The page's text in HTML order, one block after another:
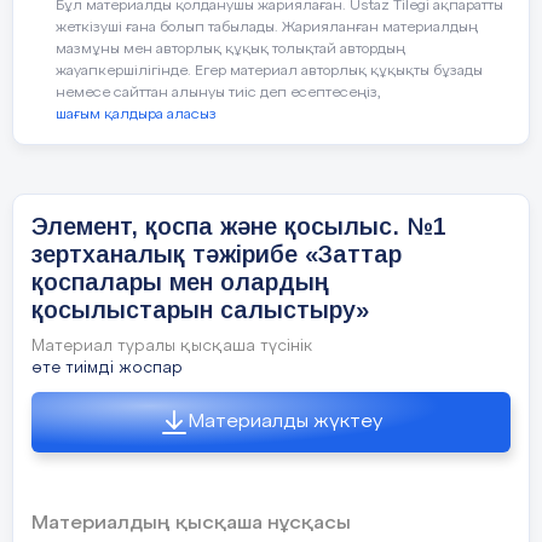
1-топка «Таза заттар»
2-топқа «Біртекті қоспа»
3-топқа «Әртекті қоспа» тақырыптары
бойынша топтық жұмысты
8 мин
Оқушыларға тақырыпты бекіту үшін
нұсқауымен тапсырмалар орындайды
№1 тапсырма.
Таза заттар мен қоспаларды бөліп жаз:
тіс пастасы, лимон шырыны, парафин,
дистилденген су, сынап, болат, қант,
топырақ,күкірт, йод тұндырмасы,
затты
Бағалау критерийі:
тұратынын
Сабақтың
Сабақтың
Педагогтіңәрекеті Оқушының
Бұл материалды қолданушы жариялаған. Ustaz Tilegi ақпаратты
жеткізуші ғана болып табылады. Жарияланған материалдың
мазмұны мен авторлық құқық толықтай автордың
жауапкершілігінде. Егер материал авторлық құқықты бұзады
немесе сайттан алынуы тиіс деп есептесеңіз,
шағым қалдыра аласыз
Элемент, қоспа және қосылыс. №1
зертханалық тәжірибе «Заттар
қоспалары мен олардың
қосылыстарын салыстыру»
Материал туралы қысқаша түсінік
өте тиімді жоспар
Материалды жүктеу
Материалдың қысқаша нұсқасы